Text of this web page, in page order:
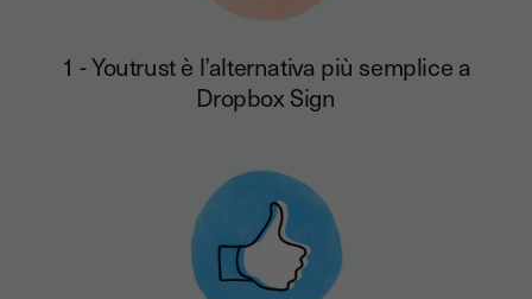
1 - Youtrust è l’alternativa più semplice a
Dropbox Sign